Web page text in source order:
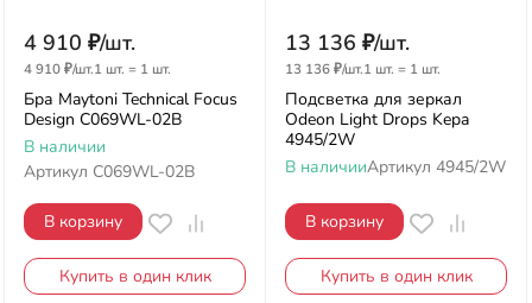
4 910 ₽/шт.
4 910₽/шт.1 шт. = 1 шт.
Бра Maytoni Technical Focus
Design C069WL-02B
В наличии
Артикул C069WL-02B
В корзину
Купить в один клик
13 136 ₽/шт.
13 136₽/шт.1 шт. = 1 шт.
Подсветка для зеркал
Odeon Light Drops Kepa
4945/2W
В наличииАртикул 4945/2W
В корзину
Купить в один клик